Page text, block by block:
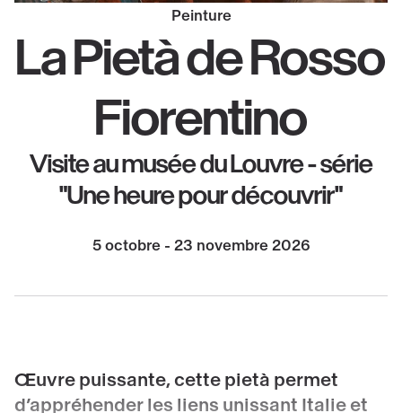
Peinture
La Pietà de Rosso
Fiorentino
Visite au musée du Louvre - série
"Une heure pour découvrir"
5 octobre - 23 novembre 2026
Œuvre puissante, cette pietà permet
d’appréhender les liens unissant Italie et